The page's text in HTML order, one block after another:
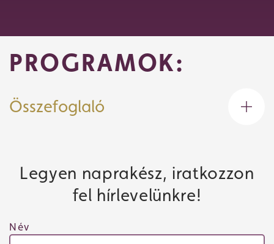
Jegyvásárlás
Műsor
PROGRAMOK:
Összefoglaló
Legyen naprakész, iratkozzon
fel hírlevelünkre!
Név